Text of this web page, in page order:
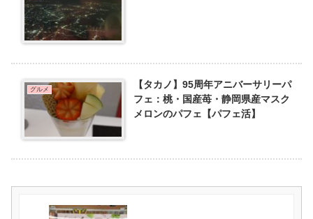
グルメ
【タカノ】95周年アニバーサリーパ
フェ：桃・国産苺・静岡県産マスク
メロンのパフェ【パフェ活】